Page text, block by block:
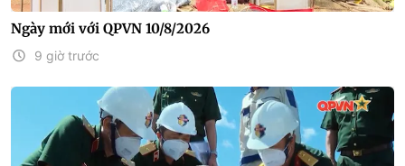
Ngày mới với QPVN 10/8/2026
9 giờ trước